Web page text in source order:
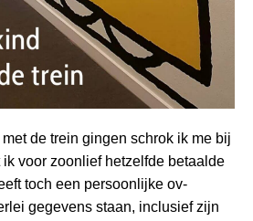
de trein gingen schrok ik me bij
ik voor zoonlief hetzelfde betaalde
toch een persoonlijke ov-
gegevens staan, inclusief zijn